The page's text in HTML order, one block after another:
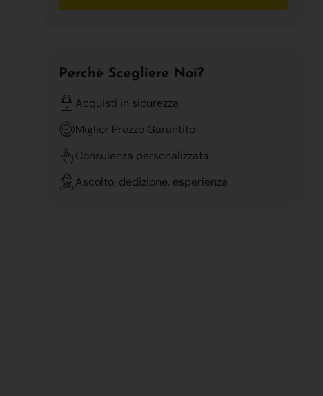
Perchè Scegliere Noi?
Acquisti in sicurezza
Miglior Prezzo Garantito
Consulenza personalizzata
Ascolto, dedizione, esperienza